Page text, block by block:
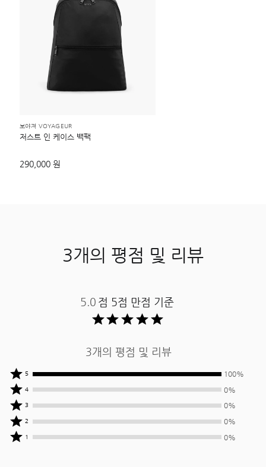
보야져 VOYAGEUR
저스트 인 케이스 백팩
290,000 원
3개의 평점 및 리뷰
5.0 점 5점 만점 기준 ​
3개의 평점 및 리뷰
상품평
작성자
중
100%
명이
별
5 100%
상품평
작성자
중
0%
명이
4 0%
상품평
작성자
중
0%
3 0%
상품평
작성자
중
2 0%
상품평
1 0%